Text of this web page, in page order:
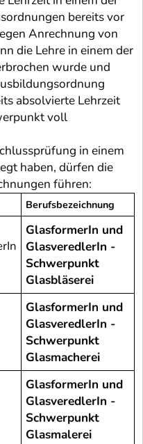
bereits vor
Anrechnung von
die Lehre in einem der
wurde und
absolvierte Lehrzeit
voll
in einem
haben, dürfen die
führen:
Berufsbezeichnung
GlasformerIn und
GlasveredlerIn -
Schwerpunkt
Glasbläserei
GlasformerIn und
GlasveredlerIn -
Schwerpunkt
Glasmacherei
GlasformerIn und
GlasveredlerIn -
Schwerpunkt
Glasmalerei